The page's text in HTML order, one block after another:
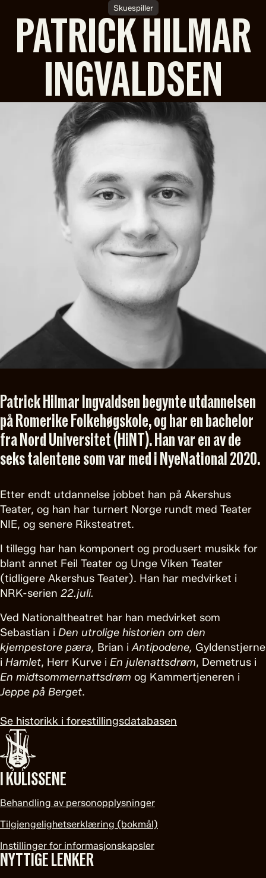
Skuespiller
PATRICK HILMAR
INGVALDSEN
Patrick Hilmar Ingvaldsen begynte utdannelsen
på Romerike Folkehøgskole, og har en bachelor
fra Nord Universitet (HiNT). Han var en av de
seks talentene som var med i NyeNational 2020.
Etter endt utdannelse jobbet han på Akershus
Teater, og han har turnert Norge rundt med Teater
NIE, og senere Riksteatret.
I tillegg har han komponert og produsert musikk for
blant annet Feil Teater og Unge Viken Teater
(tidligere Akershus Teater). Han har medvirket i
NRK-serien 22.juli.
Ved Nationaltheatret har han medvirket som
Sebastian i Den utrolige historien om den
kjempestore pæra, Brian iAntipodene, Gyldenstjerne
i Hamlet, Herr Kurve i En julenattsdrøm, Demetrus i
En midtsommernattsdrøm og Kammertjeneren i
Jeppe på Berget.
Se historikk i forestillingsdatabasen
I KULISSENE
Behandling av personopplysninger
Tilgjengelighetserklæring (bokmål)
Instillinger for informasjonskapsler
NYTTIGE LENKER